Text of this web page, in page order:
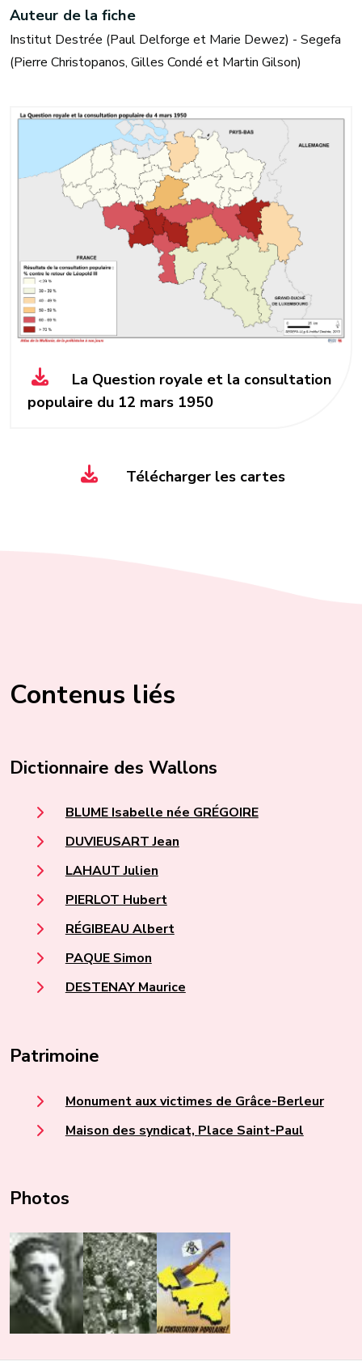
Auteur de la fiche
Institut Destrée (Paul Delforge et Marie Dewez) - Segefa
(Pierre Christopanos, Gilles Condé et Martin Gilson)
La Question royale et la consultation
populaire du 12 mars 1950
Télécharger les cartes
Contenus liés
Dictionnaire des Wallons
BLUME Isabelle née GRÉGOIRE
DUVIEUSART Jean
LAHAUT Julien
PIERLOT Hubert
RÉGIBEAU Albert
PAQUE Simon
DESTENAY Maurice
Patrimoine
Monument aux victimes de Grâce-Berleur
Maison des syndicat, Place Saint-Paul
Photos